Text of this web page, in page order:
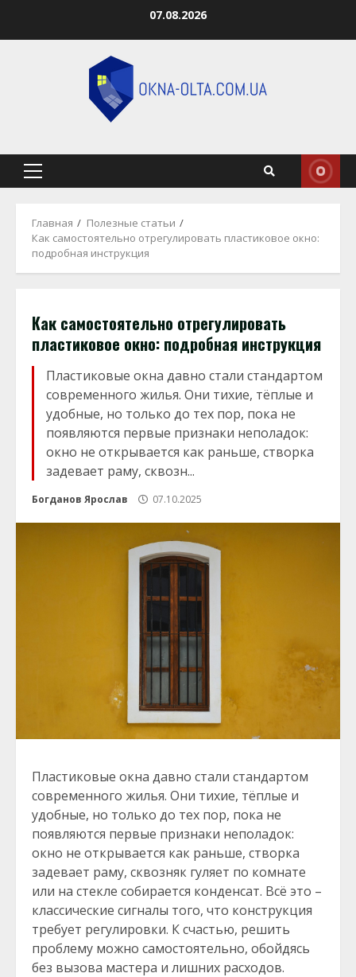
07.08.2026
Основное
Главная
Полезные статьи
Как самостоятельно отрегулировать пластиковое окно:
подробная инструкция
Как самостоятельно отрегулировать
пластиковое окно: подробная инструкция
Пластиковые окна давно стали стандартом
современного жилья. Они тихие, тёплые и
удобные, но только до тех пор, пока не
появляются первые признаки неполадок:
окно не открывается как раньше, створка
задевает раму, сквозн...
Богданов Ярослав 07.10.2025
Пластиковые окна давно стали стандартом
современного жилья. Они тихие, тёплые и
удобные, но только до тех пор, пока не
появляются первые признаки неполадок:
окно не открывается как раньше, створка
задевает раму, сквозняк гуляет по комнате
или на стекле собирается конденсат. Всё это –
классические сигналы того, что конструкция
требует регулировки. К счастью, решить
проблему можно самостоятельно, обойдясь
без вызова мастера и лишних расходов.